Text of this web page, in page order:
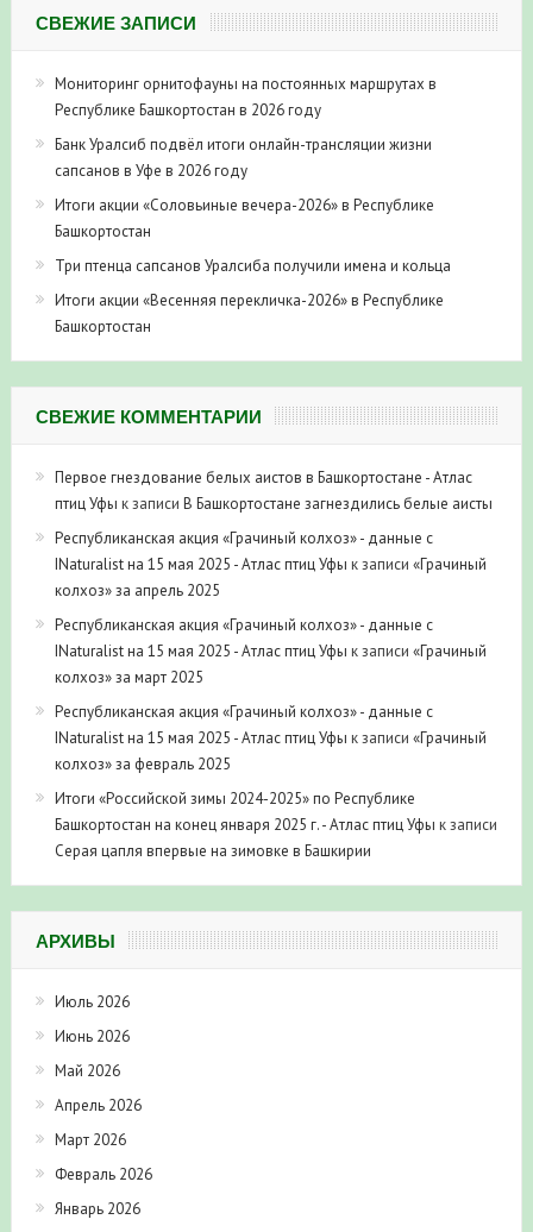
СВЕЖИЕ ЗАПИСИ
Мониторинг орнитофауны на постоянных маршрутах в
Республике Башкортостан в 2026 году
Банк Уралсиб подвёл итоги онлайн-трансляции жизни
сапсанов в Уфе в 2026 году
Итоги акции «Соловьиные вечера-2026» в Республике
Башкортостан
Три птенца сапсанов Уралсиба получили имена и кольца
Итоги акции «Весенняя перекличка-2026» в Республике
Башкортостан
СВЕЖИЕ КОММЕНТАРИИ
Первое гнездование белых аистов в Башкортостане - Атлас
птиц Уфы к записи В Башкортостане загнездились белые аисты
Республиканская акция «Грачиный колхоз» - данные с
INaturalist на 15 мая 2025 - Атлас птиц Уфы к записи «Грачиный
колхоз» за апрель 2025
Республиканская акция «Грачиный колхоз» - данные с
INaturalist на 15 мая 2025 - Атлас птиц Уфы к записи «Грачиный
колхоз» за март 2025
Республиканская акция «Грачиный колхоз» - данные с
INaturalist на 15 мая 2025 - Атлас птиц Уфы к записи «Грачиный
колхоз» за февраль 2025
Итоги «Российской зимы 2024-2025» по Республике
Башкортостан на конец января 2025 г. - Атлас птиц Уфы к записи
Серая цапля впервые на зимовке в Башкирии
АРХИВЫ
Июль 2026
Июнь 2026
Май 2026
Апрель 2026
Март 2026
Февраль 2026
Январь 2026